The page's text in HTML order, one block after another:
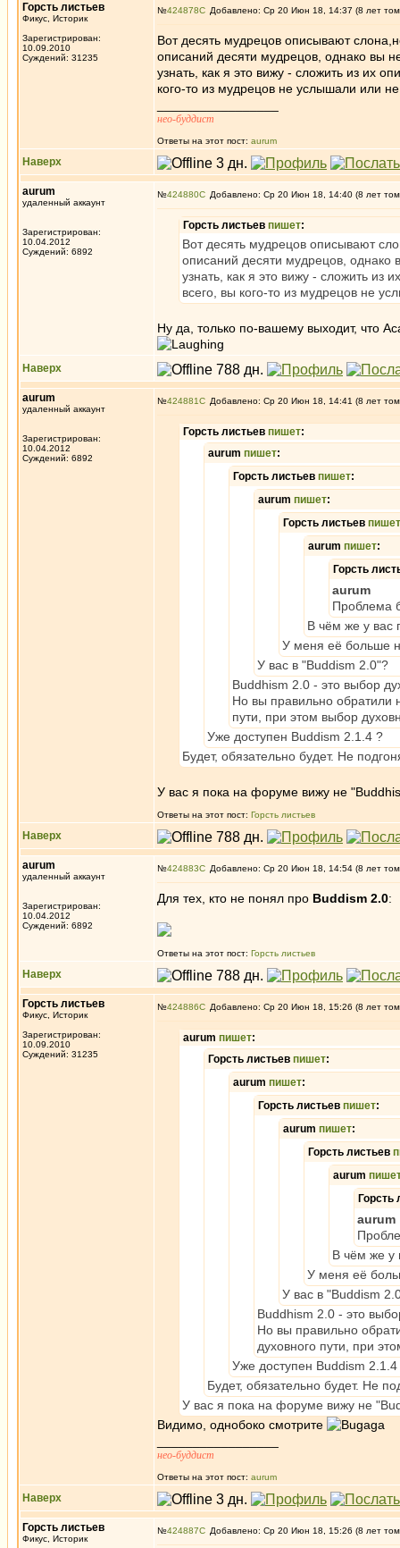
Горсть листьев
Фикус, Историк
Зарегистрирован:
10.09.2010
Суждений: 31235
№424878 Добавлено: Ср 20 Июн 18, 14:37 (8 лет
Вот десять мудрецов описывают
описаний десяти мудрецов, однако вы
узнать, как я это вижу - сложить из их
кого-то из мудрецов не услышали или
нео-буддист
Ответы на этот пост: aurum
Наверх
aurum
удаленный аккаунт
Зарегистрирован:
10.04.2012
Суждений: 6892
№424880 Добавлено: Ср 20 Июн 18, 14:40 (8 лет
Горсть листьев пишет:
Вот десять мудрецов описывают
описаний десяти мудрецов, однако
узнать, как я это вижу - сложить из
всего, вы кого-то из мудрецов не
Ну да, только по-вашему выходит, что
Наверх
aurum
удаленный аккаунт
Зарегистрирован:
10.04.2012
Суждений: 6892
№424881 Добавлено: Ср 20 Июн 18, 14:41 (8 лет
Горсть листьев пишет:
aurum пишет:
Горсть листьев пишет:
aurum пишет:
Горсть листьев пишет
aurum пишет:
Горсть
aurum
Проблема
В чём же у вас
У меня её больше
У вас в "Buddism 2.0"?
Buddhism 2.0 - это выбор
Но вы правильно обратили
пути, при этом выбор
Уже доступен Buddism 2.1.4 ?
Будет, обязательно будет. Не
У вас я пока на форуме вижу не
Ответы на этот пост: Горсть листьев
Наверх
aurum
удаленный аккаунт
Зарегистрирован:
10.04.2012
Суждений: 6892
№424883 Добавлено: Ср 20 Июн 18, 14:54 (8 лет
Для тех, кто не понял про Buddism 2.0:
Ответы на этот пост: Горсть листьев
Наверх
Горсть листьев
Фикус, Историк
Зарегистрирован:
10.09.2010
Суждений: 31235
№424886 Добавлено: Ср 20 Июн 18, 15:26 (8 лет
aurum пишет:
Горсть листьев пишет:
aurum пишет:
Горсть листьев пишет:
aurum пишет:
Горсть листьев
aurum
Горсть
aurum
В чём же у
У меня её
У вас в "Buddism
Buddhism 2.0 - это
Но вы правильно
духовного пути, при
Уже доступен Buddism 2.1.4
Будет, обязательно будет. Не
У вас я пока на форуме вижу не
Видимо, однобоко смотрите
нео-буддист
Ответы на этот пост: aurum
Наверх
Горсть листьев
Фикус, Историк
№424887 Добавлено: Ср 20 Июн 18, 15:26 (8 лет